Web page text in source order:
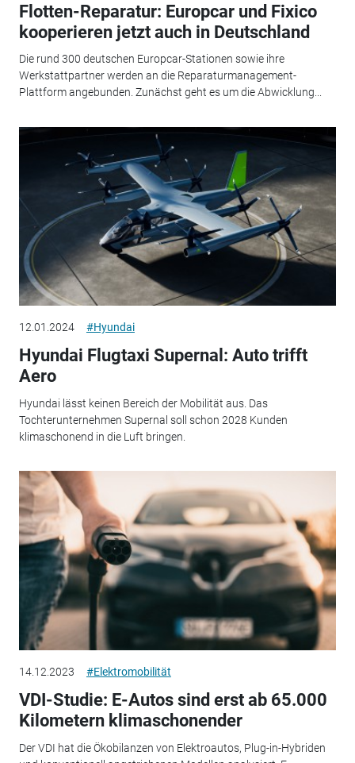
Flotten-Reparatur: Europcar und Fixico
kooperieren jetzt auch in Deutschland
Die rund 300 deutschen Europcar-Stationen sowie ihre
Werkstattpartner werden an die Reparaturmanagement-
Plattform angebunden. Zunächst geht es um die Abwicklung...
12.01.2024 #Hyundai
Hyundai Flugtaxi Supernal: Auto trifft
Aero
Hyundai lässt keinen Bereich der Mobilität aus. Das
Tochterunternehmen Supernal soll schon 2028 Kunden
klimaschonend in die Luft bringen.
14.12.2023 #Elektromobilität
VDI-Studie: E-Autos sind erst ab 65.000
Kilometern klimaschonender
Der VDI hat die Ökobilanzen von Elektroautos, Plug-in-Hybriden